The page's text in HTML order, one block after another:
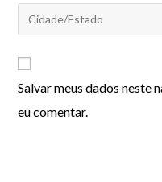
Salvar meus dados neste
eu comentar.